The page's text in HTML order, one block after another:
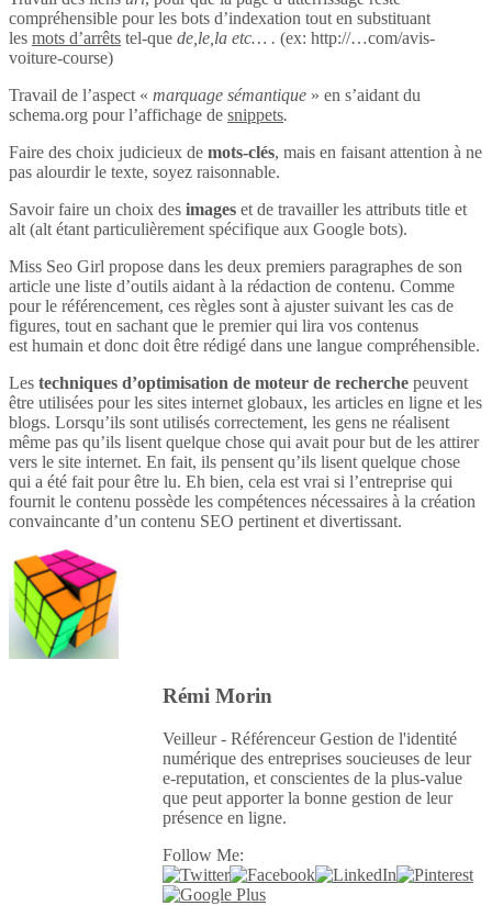
compréhensible pour les bots d’indexation tout en substituant
les mots d’arrêts tel-que de,le,la etc… . (ex: http://…com/avis-
voiture-course)
Travail de l’aspect « marquage sémantique » en s’aidant du
schema.org pour l’affichage de snippets.
Faire des choix judicieux de mots-clés, mais en faisant attention à ne
pas alourdir le texte, soyez raisonnable.
Savoir faire un choix des images et de travailler les attributs title et
alt (alt étant particulièrement spécifique aux Google bots).
Miss Seo Girl propose dans les deux premiers paragraphes de son
article une liste d’outils aidant à la rédaction de contenu. Comme
pour le référencement, ces règles sont à ajuster suivant les cas de
figures, tout en sachant que le premier qui lira vos contenus
est humain et donc doit être rédigé dans une langue compréhensible.
Les techniques d’optimisation de moteur de recherche peuvent
être utilisées pour les sites internet globaux, les articles en ligne et les
blogs. Lorsqu’ils sont utilisés correctement, les gens ne réalisent
même pas qu’ils lisent quelque chose qui avait pour but de les attirer
vers le site internet. En fait, ils pensent qu’ils lisent quelque chose
qui a été fait pour être lu. Eh bien, cela est vrai si l’entreprise qui
fournit le contenu possède les compétences nécessaires à la création
convaincante d’un contenu SEO pertinent et divertissant.
Rémi Morin
Veilleur - Référenceur Gestion de l'identité
numérique des entreprises soucieuses de leur
e-reputation, et conscientes de la plus-value
que peut apporter la bonne gestion de leur
présence en ligne.
Follow Me: